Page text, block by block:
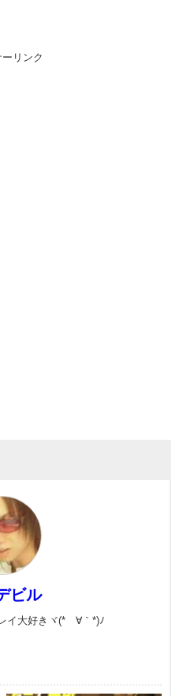
ーリンク
ビル
イ大好きヾ(*´∀｀*)ﾉ